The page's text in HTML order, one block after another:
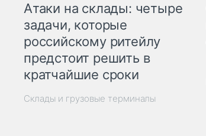
Атаки на склады: четыре
задачи, которые
российскому ритейлу
предстоит решить в
кратчайшие сроки
Склады и грузовые терминалы